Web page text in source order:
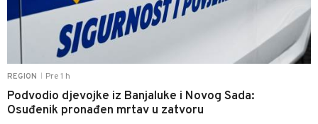
REGION Pre 1 h
Podvodio djevojke iz Banjaluke i Novog Sada:
Osuđenik pronađen mrtav u zatvoru